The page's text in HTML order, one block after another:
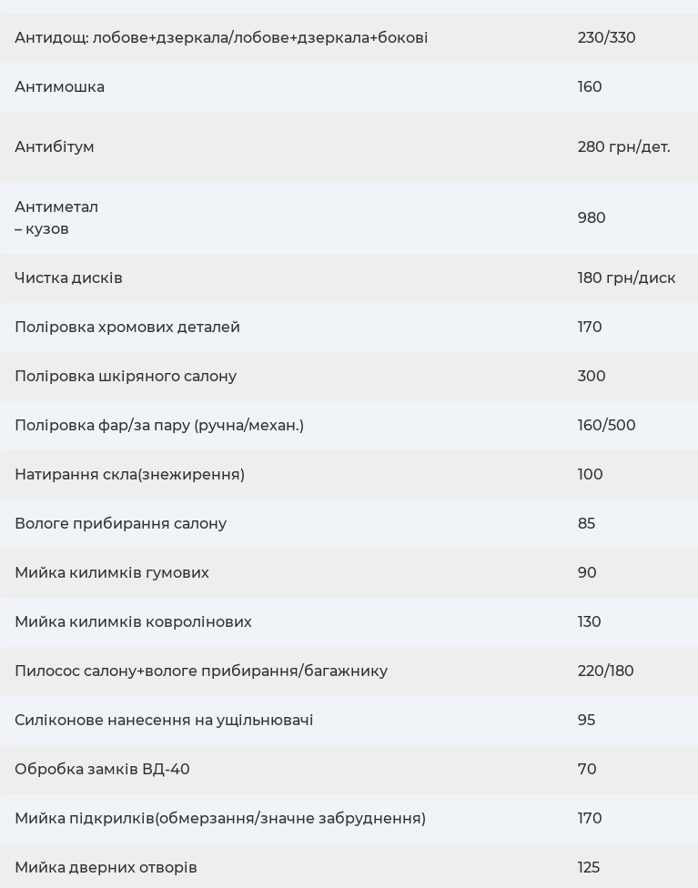
Антидощ: лобове+дзеркала/лобове+дзеркала+бокові 230/330
Антимошка 160
Антибітум 280 грн/дет.
Антиметал
– кузов
980
Чистка дисків 180 грн/диск
Поліровка хромових деталей 170
Поліровка шкіряного салону 300
Поліровка фар/за пару (ручна/механ.) 160/500
Натирання скла(знежирення) 100
Вологе прибирання салону 85
Мийка килимків гумових 90
Мийка килимків ковролінових 130
Пилосос салону+вологе прибирання/багажнику 220/180
Силіконове нанесення на ущільнювачі 95
Обробка замків ВД-40 70
Мийка підкрилків(обмерзання/значне забруднення) 170
Мийка дверних отворів 125